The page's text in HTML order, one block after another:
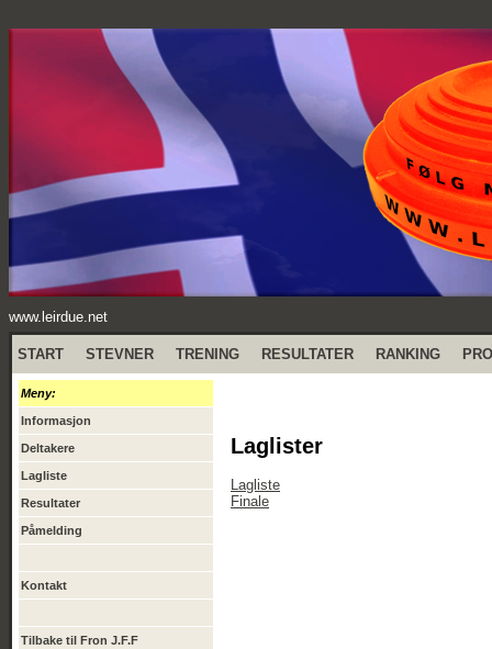
www.leirdue.net
START STEVNER TRENING RESULTATER RANKING
Meny:
Informasjon
Deltakere
Lagliste
Resultater
Påmelding
Kontakt
Tilbake til Fron J.F.F
Laglister
Lagliste
Finale